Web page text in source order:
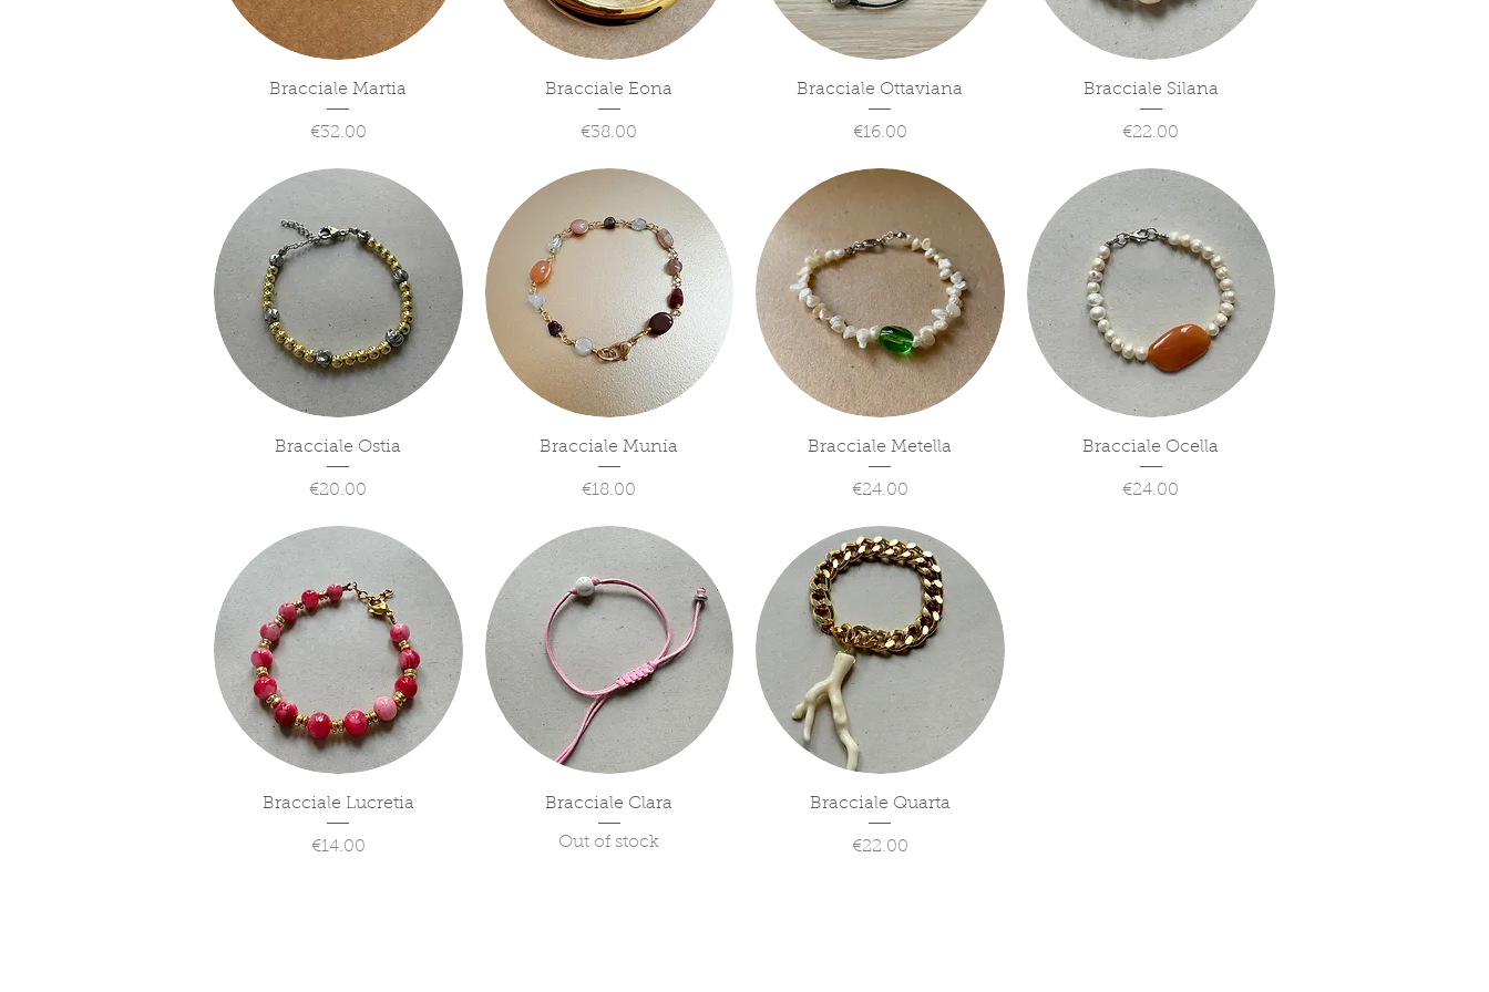
Quick View
Bracciale Martia
Price
€32.00
Quick View
Bracciale Eona
Price
€38.00
Quick View
Bracciale Ottaviana
Price
€16.00
Quick View
Bracciale Silana
Price
€22.00
Quick View
Bracciale Ostia
Price
€20.00
Quick View
Bracciale Munia
Price
€18.00
Quick View
Bracciale Metella
Price
€24.00
Quick View
Bracciale Ocella
Price
€24.00
Quick View
Bracciale Lucretia
Price
€14.00
Quick View
Bracciale Clara
Out of stock
Quick View
Bracciale Quarta
Price
€22.00